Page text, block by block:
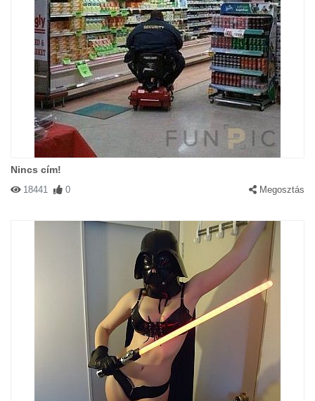
Nincs cím!
18441 0 Megosztás